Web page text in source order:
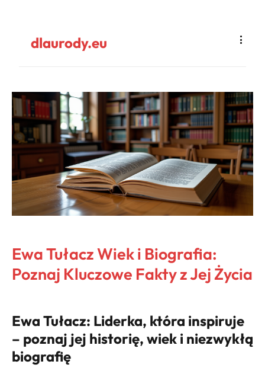
dlaurody.eu
Ewa Tułacz Wiek i Biografia:
Poznaj Kluczowe Fakty z Jej Życia
Ewa Tułacz: Liderka, która inspiruje
– poznaj jej historię, wiek i niezwykłą
biografię